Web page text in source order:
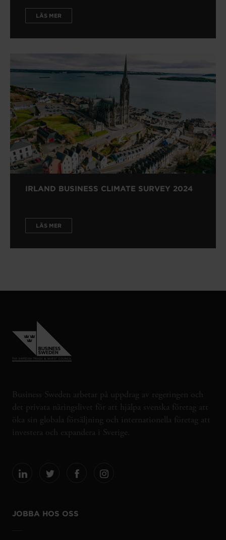
LÄS MER
IRLAND BUSINESS CLIMATE SURVEY 2024
LÄS MER
Business Sweden arbetar på uppdrag av regeringen och
det privata näringslivet för att hjälpa svenska företag att
öka sin globala försäljning och internationella företag att
investera och expandera i Sverige.
JOBBA HOS OSS